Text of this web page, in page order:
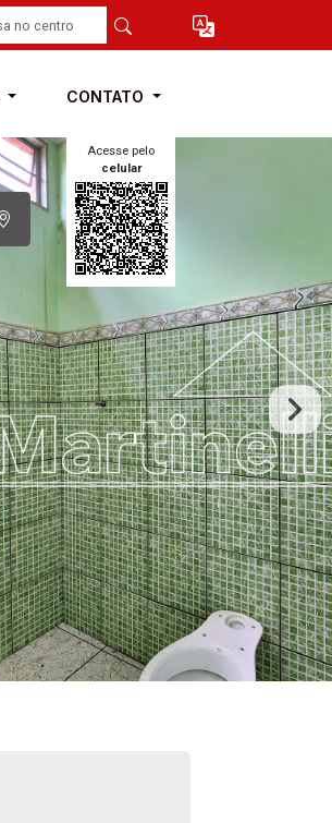
CONTATO
Acesse pelo
celular